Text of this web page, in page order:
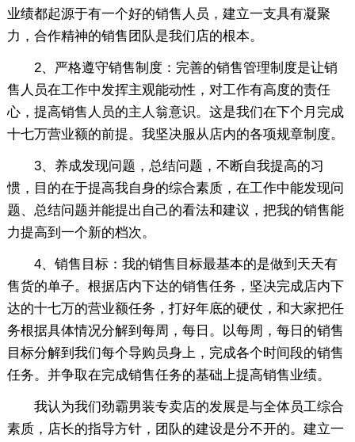
业绩都起源于有一个好的销售人员，建立一支具有凝聚
力，合作精神的销售团队是我们店的根本。
2、严格遵守销售制度：完善的销售管理制度是让销
售人员在工作中发挥主观能动性，对工作有高度的责任
心，提高销售人员的主人翁意识。这是我们在下个月完成
十七万营业额的前提。我坚决服从店内的各项规章制度。
3、养成发现问题，总结问题，不断自我提高的习
惯，目的在于提高我自身的综合素质，在工作中能发现问
题、总结问题并能提出自己的看法和建议，把我的销售能
力提高到一个新的档次。
4、销售目标：我的销售目标最基本的是做到天天有
售货的单子。根据店内下达的销售任务，坚决完成店内下
达的十七万的营业额任务，打好年底的硬仗，和大家把任
务根据具体情况分解到每周，每日。以每周，每日的销售
目标分解到我们每个导购员身上，完成各个时间段的销售
任务。并争取在完成销售任务的基础上提高销售业绩。
我认为我们劲霸男装专卖店的发展是与全体员工综合
素质，店长的指导方针，团队的建设是分不开的。建立一